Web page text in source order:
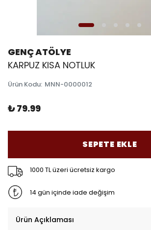
GENÇ ATÖLYE
KARPUZ KISA NOTLUK
Ürün Kodu: MNN-0000012
₺ 79.99
SEPETE EKLE
1000 TL üzeri ücretsiz kargo
14 gün içinde iade değişim
Ürün Açıklaması